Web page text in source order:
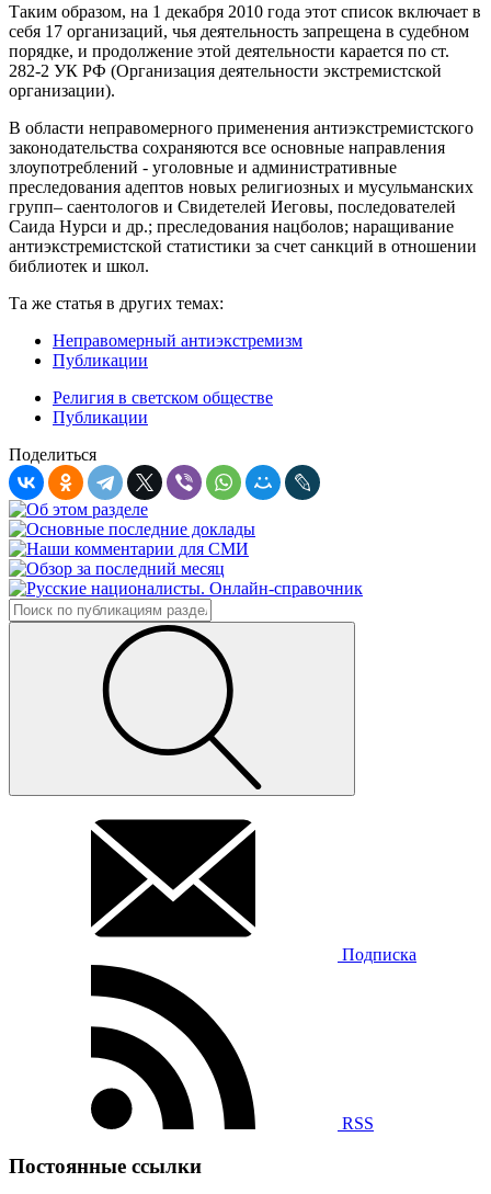
Таким образом, на 1 декабря 2010 года этот список включает в
себя 17 организаций, чья деятельность запрещена в судебном
порядке, и продолжение этой деятельности карается по ст.
282-2 УК РФ (Организация деятельности экстремистской
организации).
В области неправомерного применения антиэкстремистского
законодательства сохраняются все основные направления
злоупотреблений - уголовные и административные
преследования адептов новых религиозных и мусульманских
групп– саентологов и Свидетелей Иеговы, последователей
Саида Нурси и др.; преследования нацболов; наращивание
антиэкстремистской статистики за счет санкций в отношении
библиотек и школ.
Та же статья в других темах:
Неправомерный антиэкстремизм
Публикации
Религия в светском обществе
Публикации
Поделиться
Подписка
RSS
Постоянные ссылки